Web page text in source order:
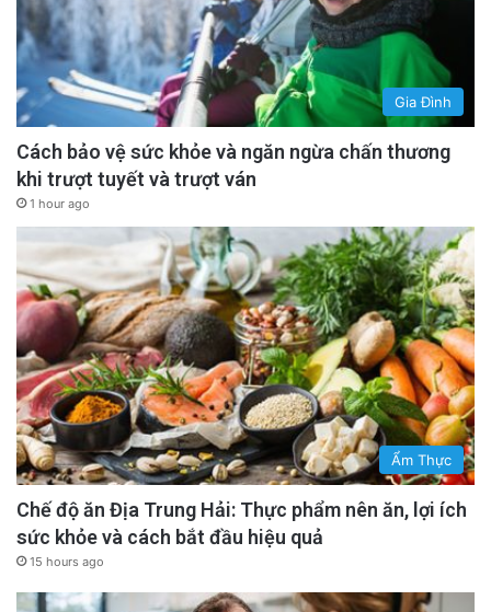
Gia Đình
Cách bảo vệ sức khỏe và ngăn ngừa chấn thương
khi trượt tuyết và trượt ván
1 hour ago
Ẩm Thực
Chế độ ăn Địa Trung Hải: Thực phẩm nên ăn, lợi ích
sức khỏe và cách bắt đầu hiệu quả
15 hours ago